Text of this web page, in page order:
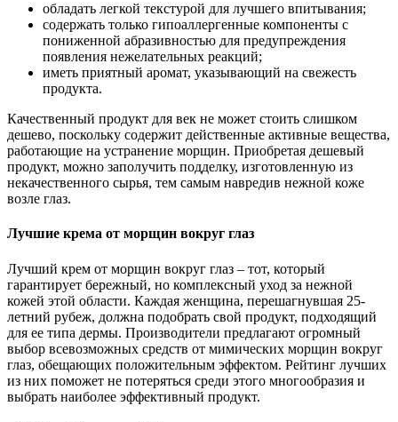
обладать легкой текстурой для лучшего впитывания;
содержать только гипоаллергенные компоненты с
пониженной абразивностью для предупреждения
появления нежелательных реакций;
иметь приятный аромат, указывающий на свежесть
продукта.
Качественный продукт для век не может стоить слишком
дешево, поскольку содержит действенные активные вещества,
работающие на устранение морщин. Приобретая дешевый
продукт, можно заполучить подделку, изготовленную из
некачественного сырья, тем самым навредив нежной коже
возле глаз.
Лучшие крема от морщин вокруг глаз
Лучший крем от морщин вокруг глаз – тот, который
гарантирует бережный, но комплексный уход за нежной
кожей этой области. Каждая женщина, перешагнувшая 25-
летний рубеж, должна подобрать свой продукт, подходящий
для ее типа дермы. Производители предлагают огромный
выбор всевозможных средств от мимических морщин вокруг
глаз, обещающих положительным эффектом. Рейтинг лучших
из них поможет не потеряться среди этого многообразия и
выбрать наиболее эффективный продукт.